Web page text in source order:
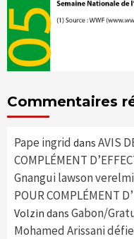
Commentaires
Pape ingrid dans AVIS
COMPLÉMENT
Gnangui lawson
POUR COMPLÉMENT
Volzin dans Gabon/
Mohamed Arissani